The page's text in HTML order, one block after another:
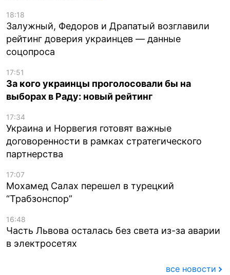
18:18
Залужный, Федоров и Драпатый возглавили
рейтинг доверия украинцев — данные
соцопроса
17:51
За кого украинцы проголосовали бы на
выборах в Раду: новый рейтинг
17:34
Украина и Норвегия готовят важные
договоренности в рамках стратегического
партнерства
17:07
Мохамед Салах перешел в турецкий
“Трабзонспор”
16:48
Часть Львова осталась без света из-за аварии
в электросетях
все новости